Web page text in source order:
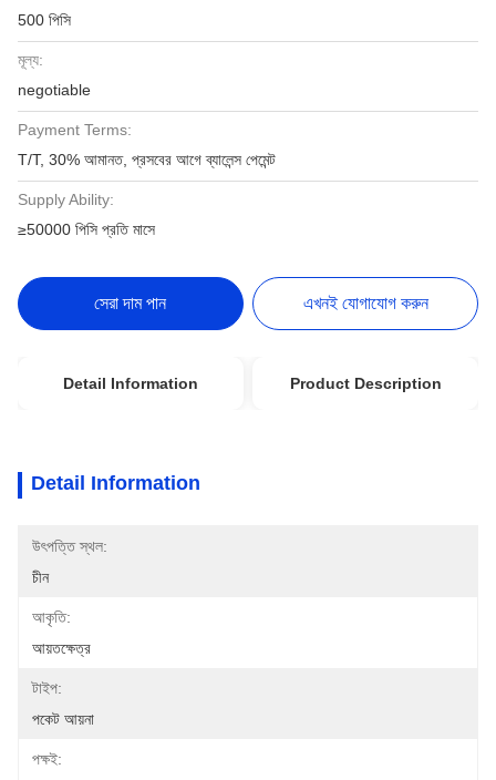
500 পিসি
মূল্য:
negotiable
Payment Terms:
T/T, 30% আমানত, প্রসবের আগে ব্যালেন্স পেমেন্ট
Supply Ability:
≥50000 পিসি প্রতি মাসে
সেরা দাম পান এখনই যোগাযোগ করুন
Detail Information Product Description
Detail Information
উৎপত্তি স্থল:
চীন
আকৃতি:
আয়তক্ষেত্র
টাইপ:
পকেট আয়না
পক্ষই: